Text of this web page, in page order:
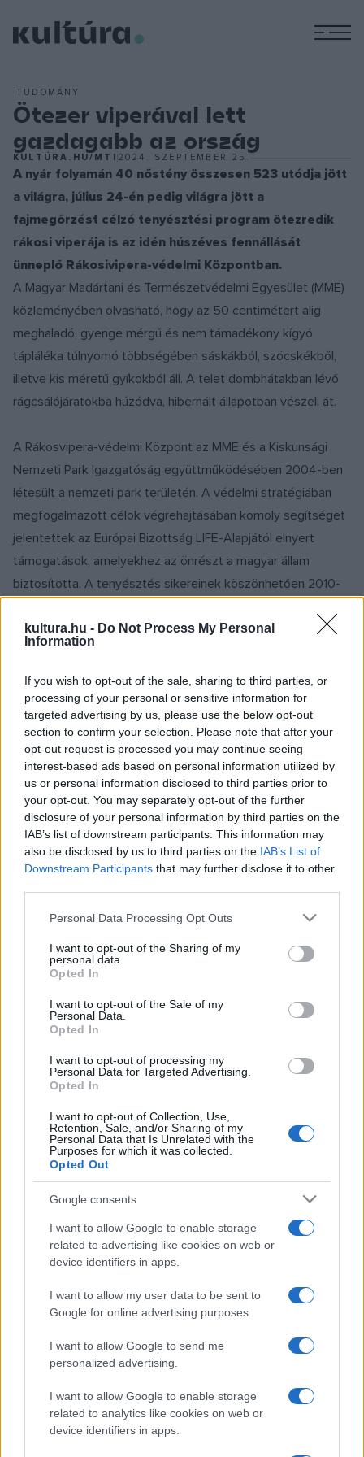
kultura.hu - Do Not Process My Personal
Information
If you wish to opt-out of the sale, sharing to third parties, or
processing of your personal or sensitive information for
targeted advertising by us, please use the below opt-out
section to confirm your selection. Please note that after your
opt-out request is processed you may continue seeing
interest-based ads based on personal information utilized by
us or personal information disclosed to third parties prior to
your opt-out. You may separately opt-out of the further
disclosure of your personal information by third parties on the
IAB’s list of downstream participants. This information may
also be disclosed by us to third parties on the IAB’s List of
Downstream Participants that may further disclose it to other
Please note that this website/app uses one or more Google
not limited to your visit or usage behaviour. You may click to
grant or deny consent to Google and its third-party tags to
use your data for below specified purposes in below Google
consent section.
Personal Data Processing Opt Outs
I want to opt-out of the Sharing of my
personal data.
Opted In
I want to opt-out of the Sale of my
Personal Data.
Opted In
I want to opt-out of processing my
Personal Data for Targeted Advertising.
Opted In
I want to opt-out of Collection, Use,
Retention, Sale, and/or Sharing of my
Personal Data that Is Unrelated with the
Purposes for which it was collected.
Opted Out
Google consents
I want to allow Google to enable storage
related to advertising like cookies on web or
device identifiers in apps.
I want to allow my user data to be sent to
Google for online advertising purposes.
I want to allow Google to send me
personalized advertising.
I want to allow Google to enable storage
related to analytics like cookies on web or
device identifiers in apps.
TUDOMÁNY
Ötezer viperával lett
gazdagabb az ország
KULTÚRA.HU/MTI 2024. SZEPTEMBER 25.
A nyár folyamán 40 nőstény összesen 523 utódja jött
a világra, július 24-én pedig világra jött a
fajmegőrzést célzó tenyésztési program ötezredik
rákosi viperája is az idén húszéves fennállását
ünneplő Rákosivipera-védelmi Központban.
A Magyar Madártani és Természetvédelmi Egyesület (MME)
közleményében olvasható, hogy az 50 centimétert alig
meghaladó, gyenge mérgű és nem támadékony kígyó
tápláléka túlnyomó többségében sáskákból, szöcskékből,
illetve kis méretű gyíkokból áll. A telet dombhátakban lévő
rágcsálójáratokba húzódva, hibernált állapotban vészeli át.
A Rákosvipera-védelmi Központ az MME és a Kiskunsági
Nemzeti Park Igazgatóság együttműködésében 2004-ben
létesült a nemzeti park területén. A védelmi stratégiában
megfogalmazott célok végrehajtásában komoly segítséget
jelentettek az Európai Bizottság LIFE-Alapjától elnyert
támogatások, amelyekhez az önrészt a magyar állam
biztosította. A tenyésztés sikereinek köszönhetően 2010-
kibocsátása. Napjainkig 1020 ivarérett rákosi vipera került ki
helyszínen.
KISKUNSÁGI NEMZETI PARK
MAGYAR MADÁRTANI ÉS TERMÉSZETVÉDELMI EGYESÜLET
RÁKOSIVIPERA-VÉDELMI KÖZPONT
MEGOSZTÁS
EZ IS ÉRDEKELHETI
Világhírű karmesterek és szólisták a
Nemzeti Filharmonikus Zenekar évadában
karmesterként is a pódiumra lépnek, de mások mellett
Amerikából Lawrence Foster karmester, míg
Franciaországból François Leleux oboavirtuóz csatlakozik a
zenekarhoz.
MŰVÉSZET
Az M1 magyar előadók koncertjeit közvetíti a Szigetről,
megrongálták Radnóti Miklós bori szobrát, diákokkal
dolgozik együtt ifj. Vidnyánszky Attila Debrecenben –
hírösszefoglalónk.